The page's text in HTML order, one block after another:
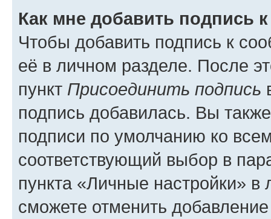
Как мне добавить подпись
Чтобы добавить подпись к
её в личном разделе. После
пункт Присоединить подпись
подпись добавилась. Вы
подписи по умолчанию ко
соответствующий выбор в
пункта «Личные настройки»
сможете отменить